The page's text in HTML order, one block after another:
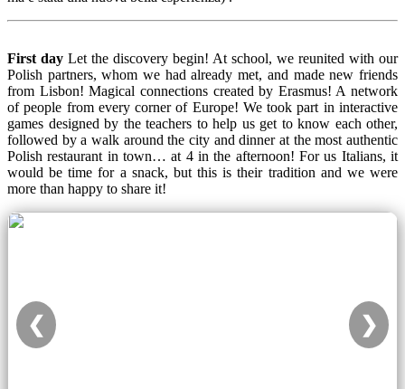
First day Let the discovery begin! At school, we reunited with our
Polish partners, whom we had already met, and made new friends
from Lisbon! Magical connections created by Erasmus! A network
of people from every corner of Europe! We took part in interactive
games designed by the teachers to help us get to know each other,
followed by a walk around the city and dinner at the most authentic
Polish restaurant in town… at 4 in the afternoon! For us Italians, it
would be time for a snack, but this is their tradition and we were
more than happy to share it!
❮ ❯